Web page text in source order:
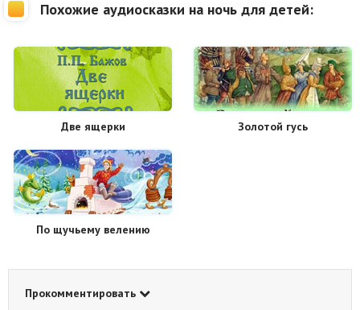
Похожие аудиосказки на ночь для детей:
Две ящерки Золотой гусь
По щучьему велению
Прокомментировать